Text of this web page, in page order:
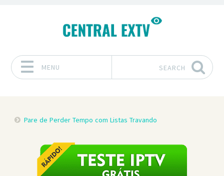
MENU SEARCH
Pare de Perder Tempo com Listas Travando